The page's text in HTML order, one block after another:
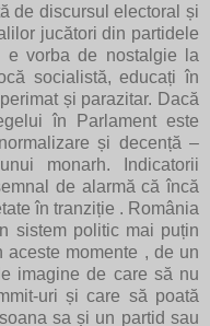
de discursul electoral și
jucători din partidele
vorba de nostalgie la
socialistă, educați în
și parazitar. Dacă
în Parlament este
și decență –
monarh. Indicatorii
de alarmă că încă
în tranziție . România
sistem politic mai puțin
momente , de un
imagine de care să nu
uri și care să poată
sa și un partid sau